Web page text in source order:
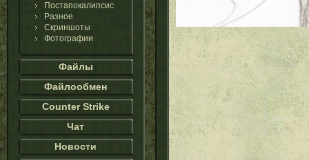
Постапокалипсис
Разное
Скриншоты
Фотографии
Файлы
Файлообмен
Counter Strike
Чат
Новости